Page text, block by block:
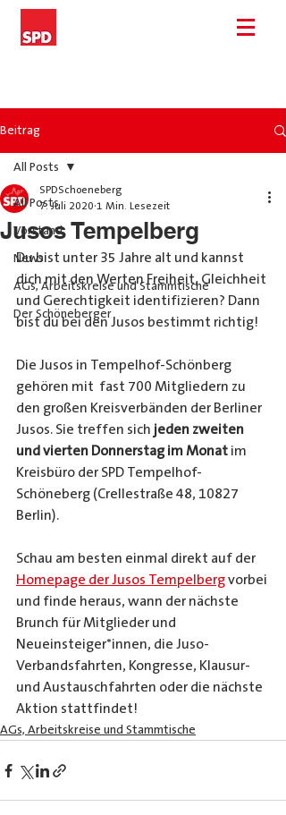
Beitrag
All Posts
Vorstand
News
AGs, Arbeitskreise und Stammtische
Der Schöneberger
All Posts
Jusos Tempelberg
SPDSchoeneberg
7. Juli 2020 1 Min. Lesezeit
Du bist unter 35 Jahre alt und kannst
dich mit den Werten Freiheit, Gleichheit
und Gerechtigkeit identifizieren? Dann
bist du bei den Jusos bestimmt richtig!
Die Jusos in Tempelhof-Schönberg
gehören mit  fast 700 Mitgliedern zu
den großen Kreisverbänden der Berliner
Jusos. Sie treffen sich jeden zweiten
und vierten Donnerstag im Monat im
Kreisbüro der SPD Tempelhof-
Schöneberg (Crellestraße 48, 10827
Berlin).
Schau am besten einmal direkt auf der
Homepage der Jusos Tempelberg vorbei
und finde heraus, wann der nächste
Brunch für Mitglieder und
Neueinsteiger*innen, die Juso-
Verbandsfahrten, Kongresse, Klausur-
und Austauschfahrten oder die nächste
Aktion stattfindet!
AGs, Arbeitskreise und Stammtische